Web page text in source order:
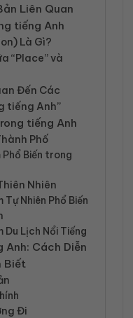
Liên Quan
tiếng Anh
Là Gì?
“Place” và
Đến Các
tiếng Anh”
tiếng Anh
Phố
Biến trong
Nhiên
Nhiên Phổ Biến
Lịch Nổi Tiếng
Cách Diễn
Biết
Đi